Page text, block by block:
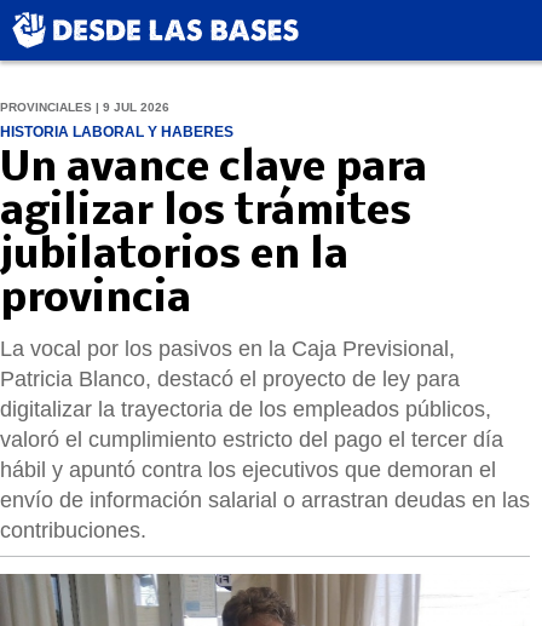
PROVINCIALES | 9 JUL 2026
HISTORIA LABORAL Y HABERES
Un avance clave para
agilizar los trámites
jubilatorios en la
provincia
La vocal por los pasivos en la Caja Previsional,
Patricia Blanco, destacó el proyecto de ley para
digitalizar la trayectoria de los empleados públicos,
valoró el cumplimiento estricto del pago el tercer día
hábil y apuntó contra los ejecutivos que demoran el
envío de información salarial o arrastran deudas en las
contribuciones.